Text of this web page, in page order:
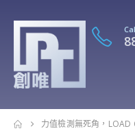
力值檢測無死角，LOAD